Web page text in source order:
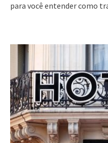
para você entender como